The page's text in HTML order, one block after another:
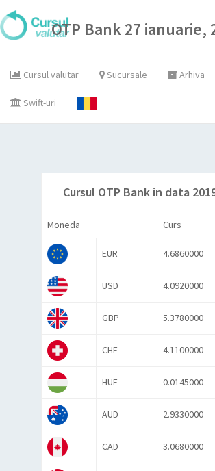
OTP Bank 27 ianuarie,
Cursul valutar Sucursale Arhiva
Swift-uri
Cursul OTP Bank in data
Moneda Curs
EUR 4.6860000
USD 4.0920000
GBP 5.3780000
CHF 4.1100000
HUF 0.0145000
AUD 2.9330000
CAD 3.0680000